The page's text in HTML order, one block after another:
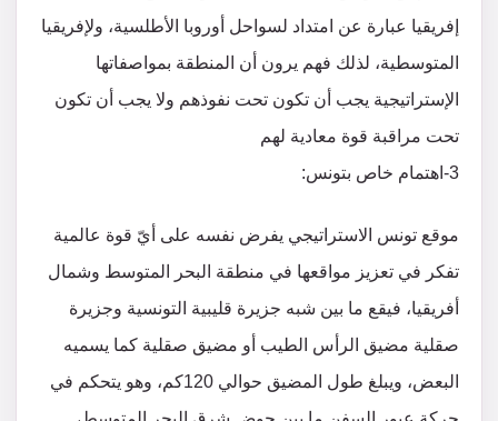
إفريقيا عبارة عن امتداد لسواحل أوروبا الأطلسية، ولإفريقيا
المتوسطية، لذلك فهم يرون أن المنطقة بمواصفاتها
الإستراتيجية يجب أن تكون تحت نفوذهم ولا يجب أن تكون
تحت مراقبة قوة معادية لهم
3-اهتمام خاص بتونس:
موقع تونس الاستراتيجي يفرض نفسه على أيّ قوة عالمية
تفكر في تعزيز مواقعها في منطقة البحر المتوسط وشمال
أفريقيا، فيقع ما بين شبه جزيرة قليبية التونسية وجزيرة
صقلية مضيق الرأس الطيب أو مضيق صقلية كما يسميه
البعض، ويبلغ طول المضيق حوالي 120كم، وهو يتحكم في